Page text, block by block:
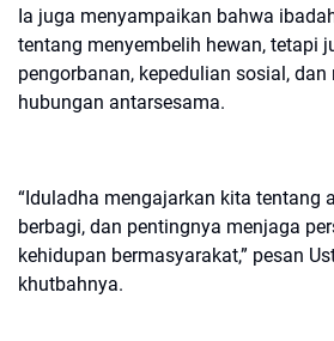
Ia juga menyampaikan bahwa
tentang menyembelih hewan, tetapi
pengorbanan, kepedulian sosial, dan
hubungan antarsesama.
“Iduladha mengajarkan kita tentang
berbagi, dan pentingnya menjaga
kehidupan bermasyarakat,” pesan
khutbahnya.